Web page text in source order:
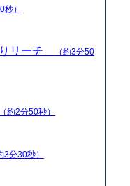
秒）
りリーチ
（約3分50
（約2分50秒）
3分30秒）